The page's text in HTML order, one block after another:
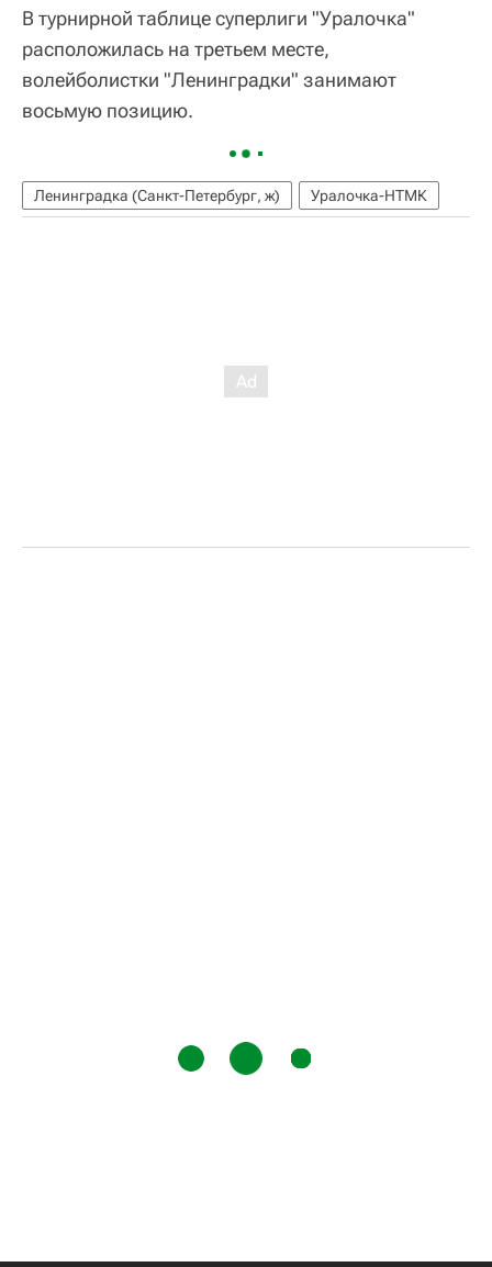
В турнирной таблице суперлиги "Уралочка"
расположилась на третьем месте,
волейболистки "Ленинградки" занимают
восьмую позицию.
Ленинградка (Санкт-Петербург, ж) Уралочка-НТМК